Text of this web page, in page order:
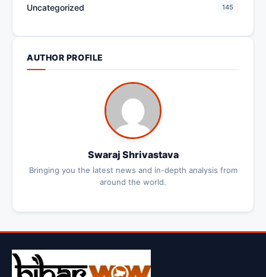
Uncategorized 145
AUTHOR PROFILE
Swaraj Shrivastava
Bringing you the latest news and in-depth analysis from
around the world.